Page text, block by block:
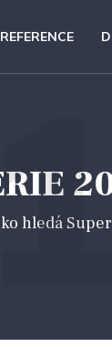
REFERENCE
hledá